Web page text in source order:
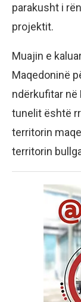
parakusht i
projektit.
Muajin e
Maqedoninë
ndërkufitar në
tunelit është
territorin
territorin